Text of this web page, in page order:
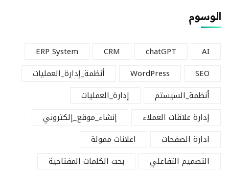
الوسوم
AI
chatGPT
CRM
ERP System
SEO
WordPress
أنظمة_إدارة_العمليات
أنظمة_السيستم
إدارة_العمليات
إدارة علاقات العملاء
إنشاء_موقع_إلكتروني
ادارة الصفحات
اعلانات ممولة
التصميم التفاعلي
بحث الكلمات المفتاحية